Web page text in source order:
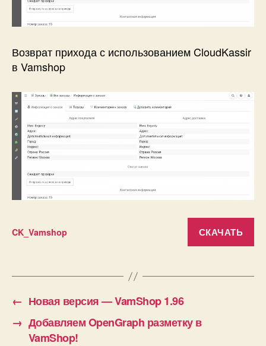
Возврат прихода с использованием CloudKassir
в Vamshop
CK_Vamshop СКАЧАТЬ
← Новая версия — VamShop 1.96
→ Добавляем OpenGraph разметку в
VamShop!